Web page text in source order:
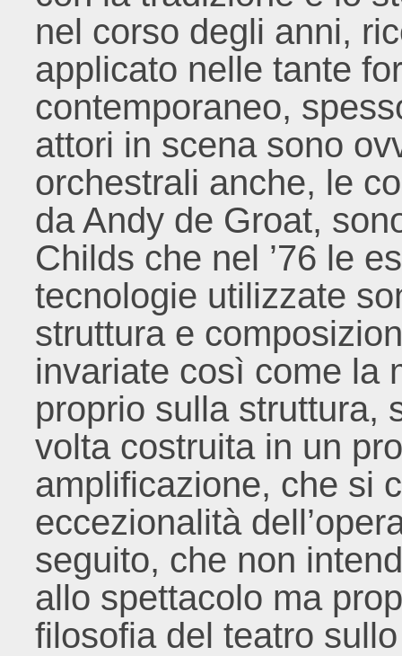
nel corso degli anni,
applicato nelle tante
contemporaneo,
attori in scena sono
orchestrali anche, le
da Andy de Groat,
Childs che nel ’76 le
tecnologie utilizzate
struttura e
invariate così come la
proprio sulla struttura,
volta costruita in un
amplificazione, che si
eccezionalità
seguito, che non
allo spettacolo ma
filosofia del teatro